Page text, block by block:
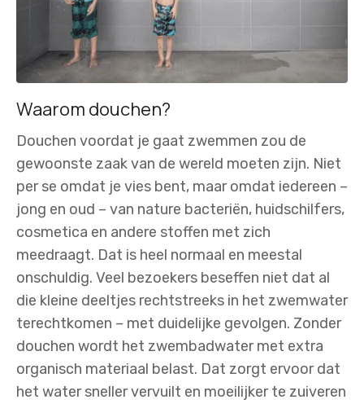
Waarom douchen?
Douchen voordat je gaat zwemmen zou de
gewoonste zaak van de wereld moeten zijn. Niet
per se omdat je vies bent, maar omdat iedereen –
jong en oud – van nature bacteriën, huidschilfers,
cosmetica en andere stoffen met zich
meedraagt. Dat is heel normaal en meestal
onschuldig. Veel bezoekers beseffen niet dat al
die kleine deeltjes rechtstreeks in het zwemwater
terechtkomen – met duidelijke gevolgen. Zonder
douchen wordt het zwembadwater met extra
organisch materiaal belast. Dat zorgt ervoor dat
het water sneller vervuilt en moeilijker te zuiveren